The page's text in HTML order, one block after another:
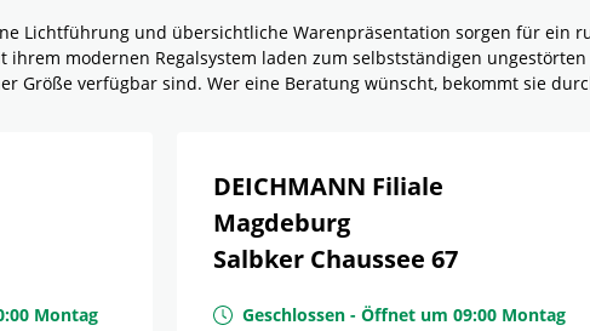
Lichtführung und übersichtliche Warenpräsentation sorgen für ein
ihrem modernen Regalsystem laden zum selbstständigen
Größe verfügbar sind. Wer eine Beratung wünscht, bekommt sie
Montag
DEICHMANN Filiale
Magdeburg
Salbker Chaussee 67
Geschlossen - Öffnet um 09:00 Montag